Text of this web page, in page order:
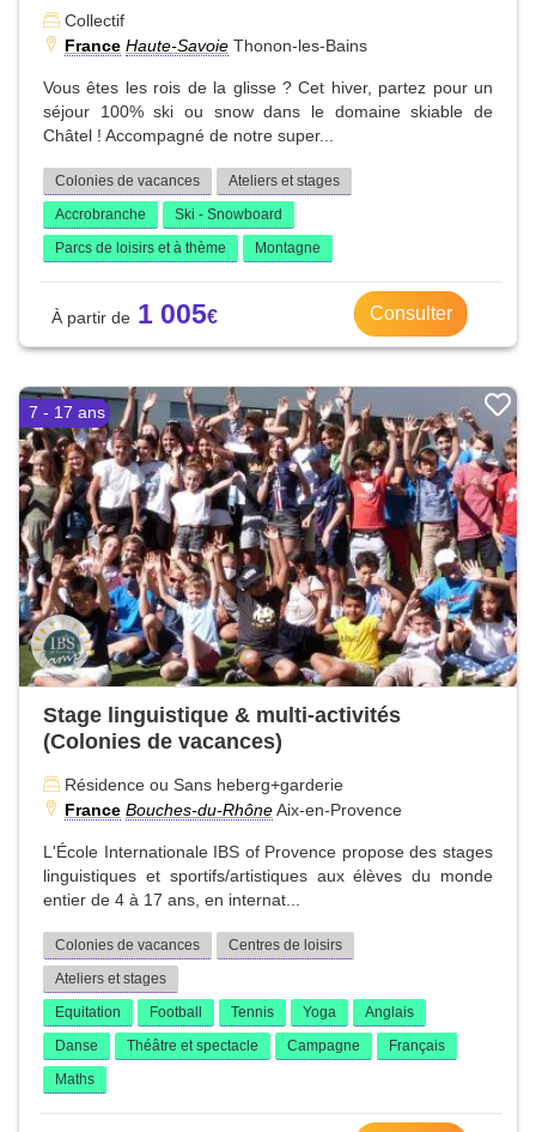
Collectif
France Haute-Savoie Thonon-les-Bains
Vous êtes les rois de la glisse ? Cet hiver, partez pour un
séjour 100% ski ou snow dans le domaine skiable de
Châtel ! Accompagné de notre super...
Colonies de vacances
Ateliers et stages
Accrobranche
Ski - Snowboard
Parcs de loisirs et à thème
Montagne
1 005 Consulter
7 - 17 ans
Stage linguistique & multi-activités
(Colonies de vacances)
Résidence ou Sans heberg+garderie
France Bouches-du-RhôneAix-en-Provence
L'École Internationale IBS of Provence propose des stages
linguistiques et sportifs/artistiques aux élèves du monde
entier de 4 à 17 ans, en internat...
Colonies de vacances
Centres de loisirs
Ateliers et stages
Equitation
Football Tennis Yoga
Anglais
Danse
Théâtre et spectacle Campagne
Français
Maths